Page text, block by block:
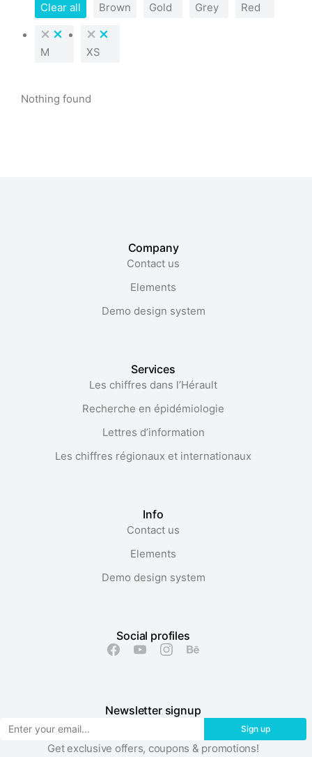
Clear all Brown Gold Grey Red
M XS
Nothing found
Company
Contact us
Elements
Demo design system
Services
Les chiffres dans l’Hérault​
Recherche en épidémiologie
Lettres d’information
Les chiffres régionaux et internationaux
Info
Contact us
Elements
Demo design system
Social profiles
Newsletter signup
Sign up
Get exclusive offers, coupons & promotions!